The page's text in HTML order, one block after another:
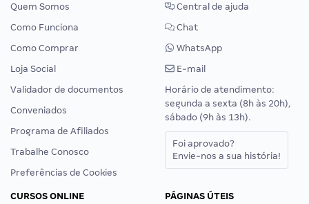
Quem Somos
Como Funciona
Como Comprar
Loja Social
Validador de documentos
Conveniados
Programa de Afiliados
Trabalhe Conosco
Preferências de Cookies
Central de ajuda
Chat
WhatsApp
E-mail
Horário de atendimento:
segunda a sexta (8h às 20h),
sábado (9h às 13h).
Foi aprovado?
Envie-nos a sua história!
CURSOS ONLINE
PÁGINAS ÚTEIS